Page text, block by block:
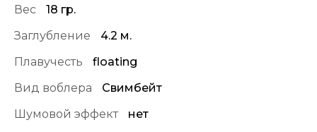
Вес
18 гр.
Заглубление
4.2 м.
Плавучесть
floating
Вид воблера
Свимбейт
Шумовой эффект
нет